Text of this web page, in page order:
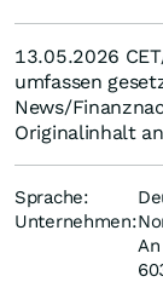
13.05.2026
umfassen
News/
Originalinhalt
Sprache:
Unternehmen: